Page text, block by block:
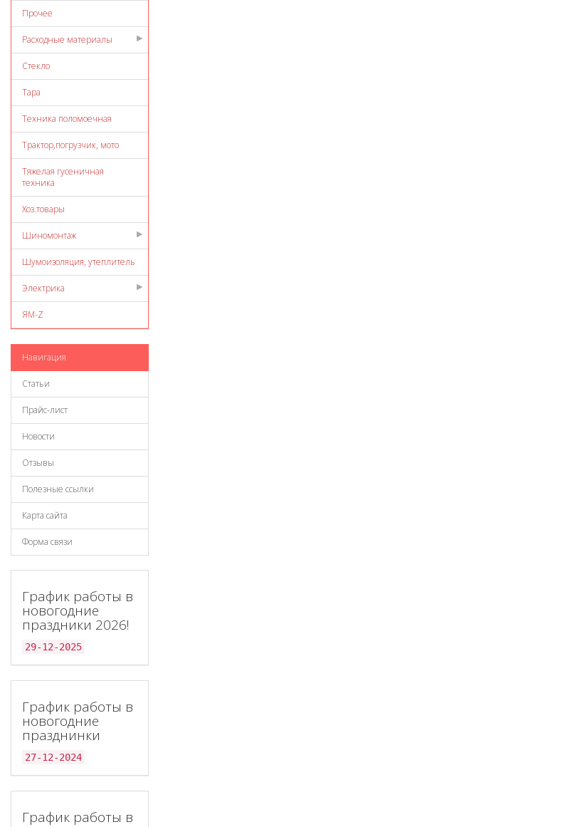
Прочее
Расходные материалы
Стекло
Тара
Техника поломоечная
Трактор,погрузчик, мото
Тяжелая гусеничная
техника
Хоз.товары
Шиномонтаж
Шумоизоляция, утеплитель
Электрика
ЯМ-Z
Навигация
Статьи
Прайс-лист
Новости
Отзывы
Полезные ссылки
Карта сайта
Форма связи
График работы в
новогодние
праздники 2026!
29-12-2025
График работы в
новогодние
празднинки
27-12-2024
График работы в